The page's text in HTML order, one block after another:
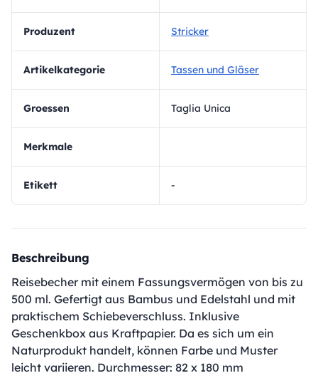
Produzent Stricker
Artikelkategorie Tassen und Gläser
Groessen Taglia Unica
Merkmale
Etikett -
Beschreibung
Reisebecher mit einem Fassungsvermögen von bis zu
500 ml. Gefertigt aus Bambus und Edelstahl und mit
praktischem Schiebeverschluss. Inklusive
Geschenkbox aus Kraftpapier. Da es sich um ein
Naturprodukt handelt, können Farbe und Muster
leicht variieren. Durchmesser: 82 x 180 mm